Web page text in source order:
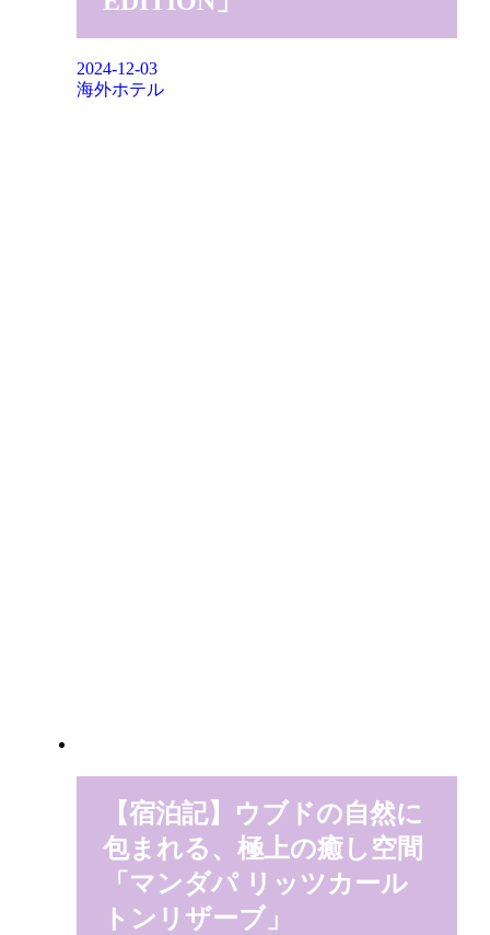
2024-12-03
海外ホテル
【宿泊記】ウブドの自然に
包まれる、極上の癒し空間
「マンダパ リッツカール
トンリザーブ」